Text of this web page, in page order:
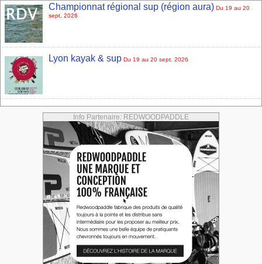
Championnat régional sup (région aura) Du 19 au 20
sept. 2026
Lyon kayak & sup Du 19 au 20 sept. 2026
Info Partenaire: REDWOODPADDLE